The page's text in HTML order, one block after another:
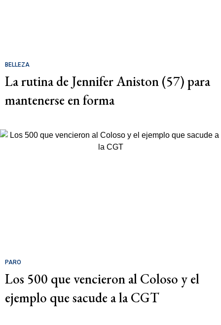
BELLEZA
La rutina de Jennifer Aniston (57) para
mantenerse en forma
PARO
Los 500 que vencieron al Coloso y el
ejemplo que sacude a la CGT